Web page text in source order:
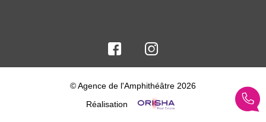
© Agence de l'Amphithéâtre 2026
Réalisation